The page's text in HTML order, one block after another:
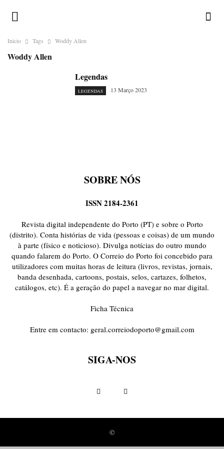
Inicio Tags Woddy Allen
Woddy Allen
Legendas
LEGENDAS 13 Março 2023
SOBRE NÓS
ISSN 2184-2361
Revista digital independente do Porto (PT) e sobre o Porto
(distrito). Conta histórias de vida (pessoas e coisas) de um mundo
à parte (físico e noticioso). Divulga notícias do outro mundo
quando falarem do Porto. O Correio do Porto foi concebido para
utilizadores com muitas horas de leitura (livros, revistas, jornais,
banda desenhada, cartoons, postais, selos, cartazes, folhetos,
catálogos, etc). É a geração do papel a navegar no mar digital.
Ficha Técnica
Entre em contacto: geral.correiodoporto@gmail.com
SIGA-NOS
©